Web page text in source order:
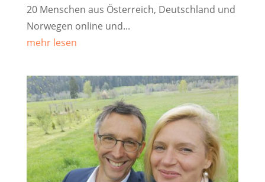
20 Menschen aus Österreich, Deutschland und
Norwegen online und...
mehr lesen